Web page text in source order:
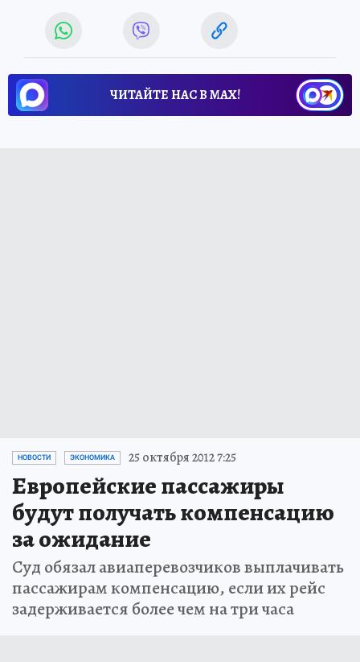
ЧИТАЙТЕ НАС В МАХ!
НОВОСТИ ЭКОНОМИКА 25 октября 2012 7:25
Европейские пассажиры
будут получать компенсацию
за ожидание
Суд обязал авиаперевозчиков выплачивать
пассажирам компенсацию, если их рейс
задерживается более чем на три часа